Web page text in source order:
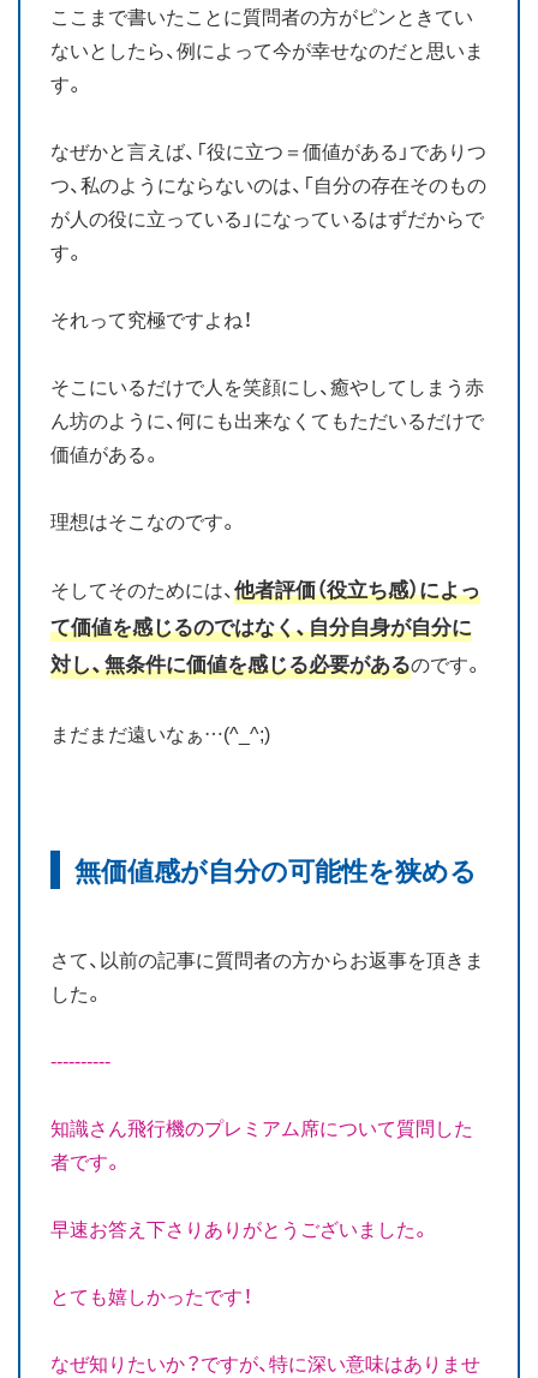
ここまで書いたことに質問者の方がピンときてい
ないとしたら、例によって今が幸せなのだと思いま
す。
なぜかと言えば、「役に立つ＝価値がある」でありつ
つ、私のようにならないのは、「自分の存在そのもの
が人の役に立っている」になっているはずだからで
す。
それって究極ですよね！
そこにいるだけで人を笑顔にし、癒やしてしまう赤
ん坊のように、何にも出来なくてもただいるだけで
価値がある。
理想はそこなのです。
そしてそのためには、他者評価（役立ち感）によっ
て価値を感じるのではなく、自分自身が自分に
対し、無条件に価値を感じる必要があるのです。
まだまだ遠いなぁ…(^_^;)
無価値感が自分の可能性を狭める
さて、以前の記事に質問者の方からお返事を頂きま
した。
----------
知識さん飛行機のプレミアム席について質問した
者です。
早速お答え下さりありがとうございました。
とても嬉しかったです！
なぜ知りたいか？ですが、特に深い意味はありませ